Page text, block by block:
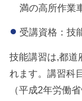
満の高所作業
受講資格：技
技能講習は,都道
れます。講習科
（平成2年労働